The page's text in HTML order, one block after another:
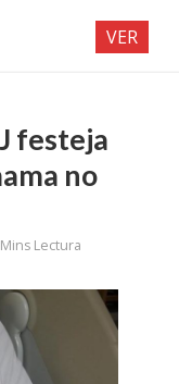
festeja
no
Lectura
VER